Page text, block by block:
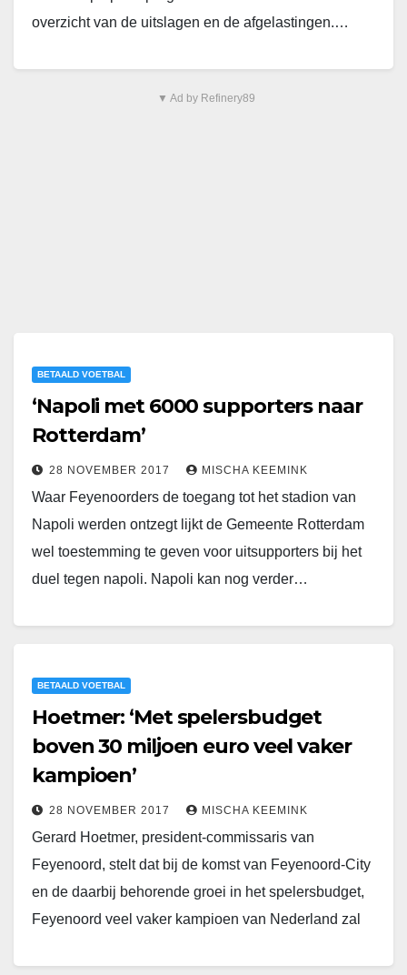
overzicht van de uitslagen en de afgelastingen.…
▼ Ad by Refinery89
BETAALD VOETBAL
‘Napoli met 6000 supporters naar
Rotterdam’
28 NOVEMBER 2017 MISCHA KEEMINK
Waar Feyenoorders de toegang tot het stadion van
Napoli werden ontzegt lijkt de Gemeente Rotterdam
wel toestemming te geven voor uitsupporters bij het
duel tegen napoli. Napoli kan nog verder…
BETAALD VOETBAL
Hoetmer: ‘Met spelersbudget
boven 30 miljoen euro veel vaker
kampioen’
28 NOVEMBER 2017 MISCHA KEEMINK
Gerard Hoetmer, president-commissaris van
Feyenoord, stelt dat bij de komst van Feyenoord-City
en de daarbij behorende groei in het spelersbudget,
Feyenoord veel vaker kampioen van Nederland zal